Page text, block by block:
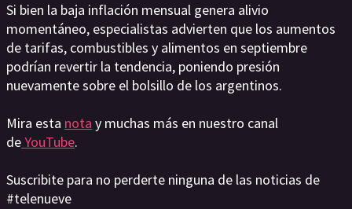
Si bien la baja inflación mensual genera alivio
momentáneo, especialistas advierten que los aumentos
de tarifas, combustibles y alimentos en septiembre
podrían revertir la tendencia, poniendo presión
nuevamente sobre el bolsillo de los argentinos.
Mira esta nota y muchas más en nuestro canal
deYouTube.
Suscribite para no perderte ninguna de las noticias de
#telenueve